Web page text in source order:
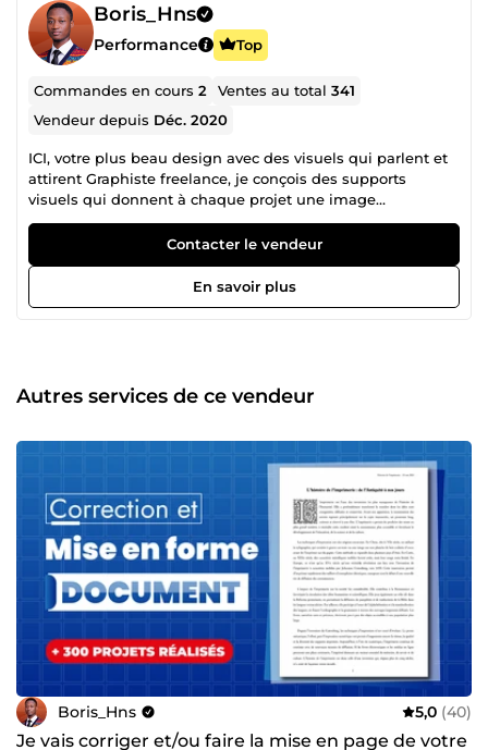
Boris_Hns
Performance Top
Commandes en cours2 Ventes au total341
Vendeur depuis Déc. 2020
ICI, votre plus beau design avec des visuels qui parlent et
attirent Graphiste freelance, je conçois des supports
visuels qui donnent à chaque projet une image
professionnelle et cohérente. Mon expertise couvre :
Identité visuelle : logo, charte graphique, univers de
marque Supports imprimés : brochures, plaquettes,
affiches, packaging Présentations : PowerPoint,
documents commerciaux, rapports Mise en page
développement, expérience utilisateur, rédaction, pour
couvrir l'ensemble de vos besoins visuels avec la même
avant de créer. Chaque livrable est pensé pour servir un
objectif précis : convaincre, clarifier, ou marquer les esprits.
Aucun raccourci, aucun copier-coller, un travail ajusté
jusqu'à ce qu'il soit juste. Contactez-moi et décrivons
ensemble votre projet.
Contacter le vendeur
En savoir plus
Autres services de ce vendeur
Boris_Hns 5,0 (40)
Je vais corriger et/ou faire la mise en page de votre